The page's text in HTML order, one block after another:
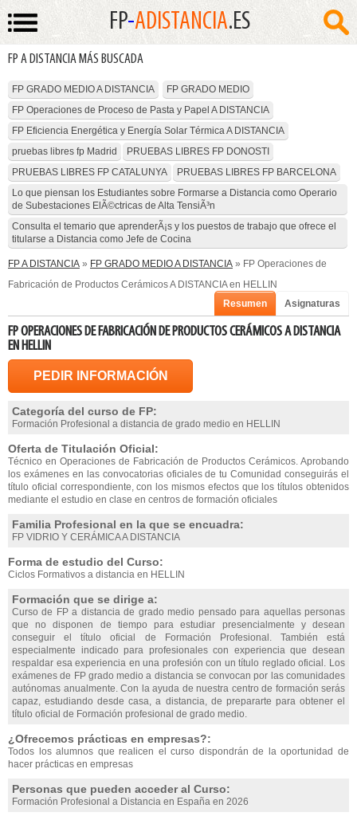
FP-ADISTANCIA.ES
FP A DISTANCIA MÁS BUSCADA
FP GRADO MEDIO A DISTANCIA
FP GRADO MEDIO
FP Operaciones de Proceso de Pasta y Papel A DISTANCIA
FP Eficiencia Energética y Energía Solar Térmica A DISTANCIA
pruebas libres fp Madrid
PRUEBAS LIBRES FP DONOSTI
PRUEBAS LIBRES FP CATALUNYA
PRUEBAS LIBRES FP BARCELONA
Lo que piensan los Estudiantes sobre Formarse a Distancia como Operario
de Subestaciones ElÃ©ctricas de Alta TensiÃ³n
Consulta el temario que aprenderÃ¡s y los puestos de trabajo que ofrece el
titularse a Distancia como Jefe de Cocina
FP A DISTANCIA » FP GRADO MEDIO A DISTANCIA » FP Operaciones de
Fabricación de Productos Cerámicos A DISTANCIA en HELLIN
Resumen
Asignaturas
FP OPERACIONES DE FABRICACIÓN DE PRODUCTOS CERÁMICOS A DISTANCIA
EN HELLIN
PEDIR INFORMACIÓN
Categoría del curso de FP:
Formación Profesional a distancia de grado medio en HELLIN
Oferta de Titulación Oficial:
Técnico en Operaciones de Fabricación de Productos Cerámicos. Aprobando
los exámenes en las convocatorias oficiales de tu Comunidad conseguirás el
título oficial correspondiente, con los mismos efectos que los títulos obtenidos
mediante el estudio en clase en centros de formación oficiales
Familia Profesional en la que se encuadra:
FP VIDRIO Y CERÁMICA A DISTANCIA
Forma de estudio del Curso:
Ciclos Formativos a distancia en HELLIN
Formación que se dirige a:
Curso de FP a distancia de grado medio pensado para aquellas personas
que no disponen de tiempo para estudiar presencialmente y desean
conseguir el título oficial de Formación Profesional. También está
especialmente indicado para profesionales con experiencia que desean
respaldar esa experiencia en una profesión con un título reglado oficial. Los
exámenes de FP grado medio a distancia se convocan por las comunidades
autónomas anualmente. Con la ayuda de nuestra centro de formación serás
capaz, estudiando desde casa, a distancia, de prepararte para obtener el
título oficial de Formación profesional de grado medio.
¿Ofrecemos prácticas en empresas?:
Todos los alumnos que realicen el curso dispondrán de la oportunidad de
hacer prácticas en empresas
Personas que pueden acceder al Curso:
Formación Profesional a Distancia en España en 2026